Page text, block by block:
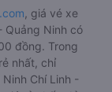
, giá vé xe
Quảng Ninh có
đồng. Trong
nhất, chỉ
Chí Linh -